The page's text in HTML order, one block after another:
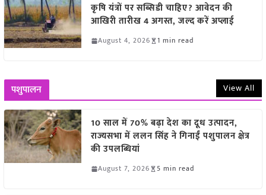
कृषि यंत्रों पर सब्सिडी चाहिए? आवेदन की
आखिरी तारीख 4 अगस्त, जल्द करें अप्लाई
August 4, 2026 1 min read
पशुपालन View All
10 साल में 70% बढ़ा देश का दूध उत्पादन,
राज्यसभा में ललन सिंह ने गिनाईं पशुपालन क्षेत्र
की उपलब्धियां
August 7, 2026 5 min read